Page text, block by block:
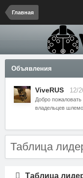
Главная
Объявления
ViveRUS 12/
Добро
владельцев
Таблица
Таблица